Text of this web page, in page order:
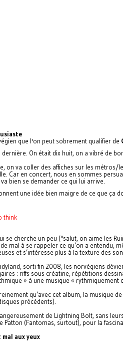
que l'on peut sobrement qualifier de
On était dix huit, on a vibré de
on va coller des affiches sur les
Car en concert, nous en sommes
bien se demander ce qui lui arrive.
une idée bien maigre de ce que ça
think
se cherche un peu ("salut, on aime les
mal à se rappeler ce qu’on a entendu,
et s’intéresse plus à la texture des
sorti fin 2008, les norvégiens
: riffs sous créatine, répétitions
» à une musique «
qu’avec cet album, la musique
précédents).
de Lightning Bolt, sans
Patton (Fantomas, surtout), pour la
aux yeux